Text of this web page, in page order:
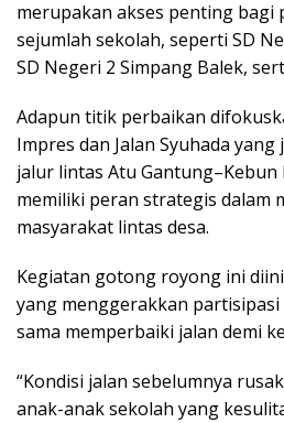
merupakan akses penting bagi
sejumlah sekolah, seperti SD
SD Negeri 2 Simpang Balek,
Adapun titik perbaikan
Impres dan Jalan Syuhada
jalur lintas Atu Gantung–Kebun
memiliki peran strategis dalam
masyarakat lintas desa.
Kegiatan gotong royong ini
yang menggerakkan
sama memperbaiki jalan demi
“Kondisi jalan sebelumnya
anak-anak sekolah yang